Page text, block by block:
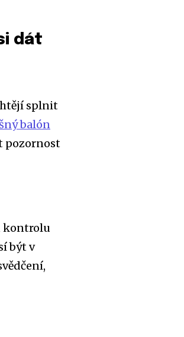
dát
splnit
balón
pozornost
kontrolu
být v